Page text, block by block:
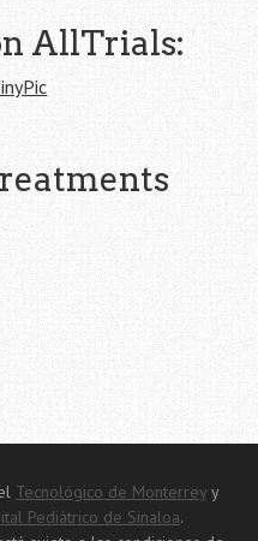
AllTrials:
Tecnológico de Monterrey y
Pediátrico de Sinaloa.